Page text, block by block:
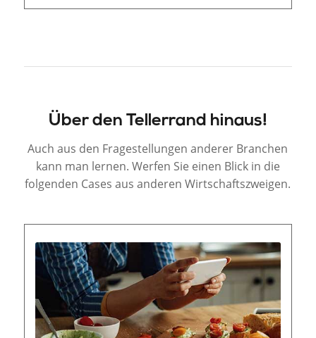
Über den Tellerrand hinaus!
Auch aus den Fragestellungen anderer Branchen
kann man lernen. Werfen Sie einen Blick in die
folgenden Cases aus anderen Wirtschaftszweigen.